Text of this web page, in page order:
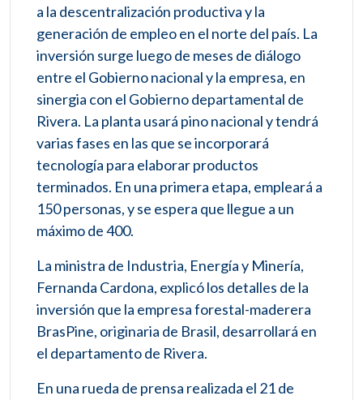
a la descentralización productiva y la
generación de empleo en el norte del país. La
inversión surge luego de meses de diálogo
entre el Gobierno nacional y la empresa, en
sinergia con el Gobierno departamental de
Rivera. La planta usará pino nacional y tendrá
varias fases en las que se incorporará
tecnología para elaborar productos
terminados. En una primera etapa, empleará a
150 personas, y se espera que llegue a un
máximo de 400.
La ministra de Industria, Energía y Minería,
Fernanda Cardona, explicó los detalles de la
inversión que la empresa forestal-maderera
BrasPine, originaria de Brasil, desarrollará en
el departamento de Rivera.
En una rueda de prensa realizada el 21 de